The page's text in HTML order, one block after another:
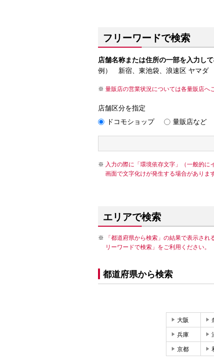
フリーワードで検索
店舗名称または住所の一部を入力し
例） 新宿、東池袋、浪速区 ヤマダ
量販店の営業状況については各量販店へ
店舗区分を指定
ドコモショップ
量販店など
入力の際に「環境依存文字」（一般的
画面で文字化けが発生する場合がありま
エリアで検索
「都道府県から検索」の結果で表示さ
リーワードで検索」をご利用ください。
都道府県から検索
大阪
兵庫
京都